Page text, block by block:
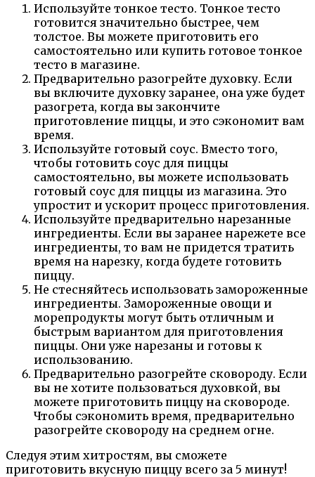
Используйте тонкое тесто. Тонкое тесто
готовится значительно быстрее, чем
толстое. Вы можете приготовить его
самостоятельно или купить готовое тонкое
тесто в магазине.
Предварительно разогрейте духовку. Если
вы включите духовку заранее, она уже будет
разогрета, когда вы закончите
приготовление пиццы, и это сэкономит вам
время.
Используйте готовый соус. Вместо того,
чтобы готовить соус для пиццы
самостоятельно, вы можете использовать
готовый соус для пиццы из магазина. Это
упростит и ускорит процесс приготовления.
Используйте предварительно нарезанные
ингредиенты. Если вы заранее нарежете все
ингредиенты, то вам не придется тратить
время на нарезку, когда будете готовить
пиццу.
Не стесняйтесь использовать замороженные
ингредиенты. Замороженные овощи и
морепродукты могут быть отличным и
быстрым вариантом для приготовления
пиццы. Они уже нарезаны и готовы к
использованию.
Предварительно разогрейте сковороду. Если
вы не хотите пользоваться духовкой, вы
можете приготовить пиццу на сковороде.
Чтобы сэкономить время, предварительно
разогрейте сковороду на среднем огне.
Следуя этим хитростям, вы сможете
приготовить вкусную пиццу всего за 5 минут!